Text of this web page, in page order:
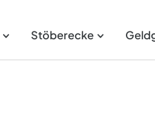
Stöberecke